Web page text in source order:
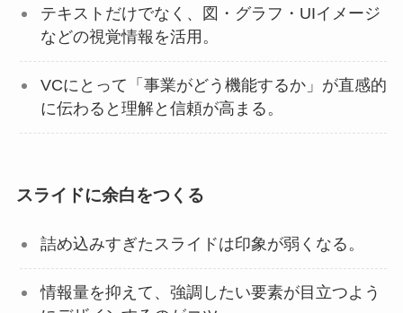
テキストだけでなく、図・グラフ・UIイメージ
などの視覚情報を活用。
VCにとって「事業がどう機能するか」が直感的
に伝わると理解と信頼が高まる。
スライドに余白をつくる
詰め込みすぎたスライドは印象が弱くなる。
情報量を抑えて、強調したい要素が目立つよう